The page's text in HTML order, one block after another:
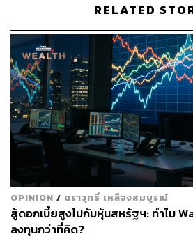
บมจ.ไบโอซายน์ แอนิมัล เฮลธ์
บมจ.เคที เมดิคอล เซอร์วิส
หุ้น IPO ในตลาดหุ้น mai ที่โชว์ฟ
ตอบแทนที่เป็นลบมากที่สุดเมื่อเ
ปัจจุบัน ได้แก่
บมจ.เบล็ส แอสเสท กรุ๊ป
บมจ.พรีเมียร์ แทงค์ คอร์ปอเรชั่น
บมจ.สหไทยการพิมพ์และบรรจุภั
บมจ.ยงคอนกรีต (YONG) -
บมจ.ทเวนตี้ โฟร์ คอน แอนด์ ซั
-14.12%
RELATED
OPINION / ตราวุทธิ์ เหลืองสมบูรณ์
สู้ดอกเบี้ยสูงไปกับหุ้นสหรัฐฯ: ทำไม
ลงทุนกว่าที่คิด?